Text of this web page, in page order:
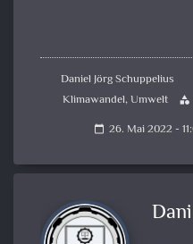
Daniel Jörg Schuppelius
Klimawandel,Umwelt category
calendar_today 26. Mai 2022 -